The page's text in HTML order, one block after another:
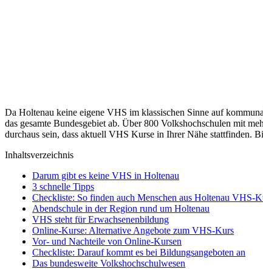
Da Holtenau keine eigene VHS im klassischen Sinne auf
das gesamte Bundesgebiet ab. Über 800 Volkshochschulen mit
durchaus sein, dass aktuell VHS Kurse in Ihrer Nähe stattfinden.
Inhaltsverzeichnis
Darum gibt es keine VHS in Holtenau
3 schnelle Tipps
Checkliste: So finden auch Menschen aus Holtenau VHS-
Abendschule in der Region rund um Holtenau
VHS steht für Erwachsenenbildung
Online-Kurse: Alternative Angebote zum VHS-Kurs
Vor- und Nachteile von Online-Kursen
Checkliste: Darauf kommt es bei Bildungsangeboten an
Das bundesweite Volkshochschulwesen